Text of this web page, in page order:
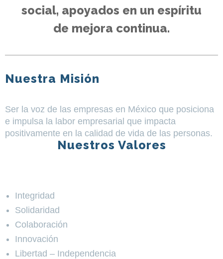
social, apoyados en un espíritu
de mejora continua.
Nuestra Misión
Ser la voz de las empresas en México que posiciona
e impulsa la labor empresarial que impacta
positivamente en la calidad de vida de las personas.
Nuestros Valores
Integridad
Solidaridad
Colaboración
Innovación
Libertad – Independencia